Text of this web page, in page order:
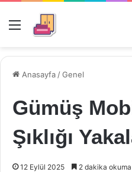
Menü
Anasayfa /Genel
Gümüş
Şıklığı
12 Eylül 2025 2 dakika